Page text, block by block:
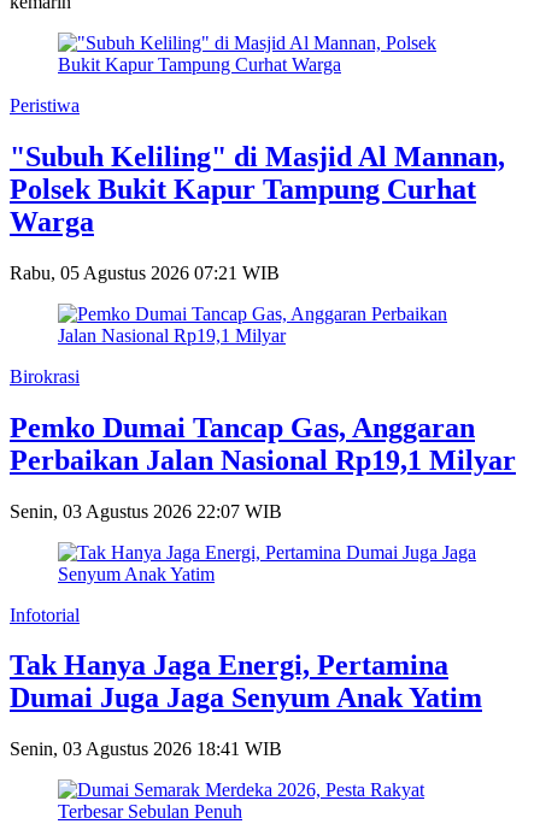
Peristiwa
"Subuh Keliling" di Masjid Al Mannan,
Polsek Bukit Kapur Tampung Curhat
Warga
Rabu, 05 Agustus 2026 07:21 WIB
Birokrasi
Pemko Dumai Tancap Gas, Anggaran
Perbaikan Jalan Nasional Rp19,1 Milyar
Senin, 03 Agustus 2026 22:07 WIB
Infotorial
Tak Hanya Jaga Energi, Pertamina
Dumai Juga Jaga Senyum Anak Yatim
Senin, 03 Agustus 2026 18:41 WIB